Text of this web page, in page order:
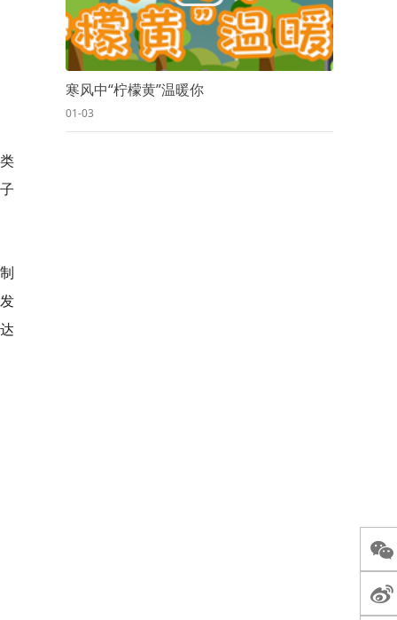
寒风中“柠檬黄”温暖你
01-03